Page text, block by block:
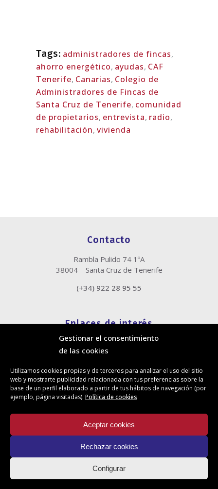
Gestionar el consentimiento
de las cookies
Utilizamos cookies propias y de terceros para analizar el uso del sitio
web y mostrarte publicidad relacionada con tus preferencias sobre la
base de un perfil elaborado a partir de tus hábitos de navegación (por
ejemplo, página visitadas). Política de cookies
Aceptar cookies
Rechazar cookies
Configurar
Tags: administradores de fincas,
ahorro energético, ayudas, CAF
Tenerife, Canarias, Colegio de
Administradores de Fincas de
Santa Cruz de Tenerife, comunidad
de propietarios, entrevista, radio,
rehabilitación, vivienda
Contacto
Rambla Pulido 74 1ºA
38004 – Santa Cruz de Tenerife
(+34) 922 28 95 55
Enlaces de interés
Política de cookies
Política de privacidad
Canal de denuncias
Protección de privacidad en redes sociales
Síguenos
Actualidad
Contacto